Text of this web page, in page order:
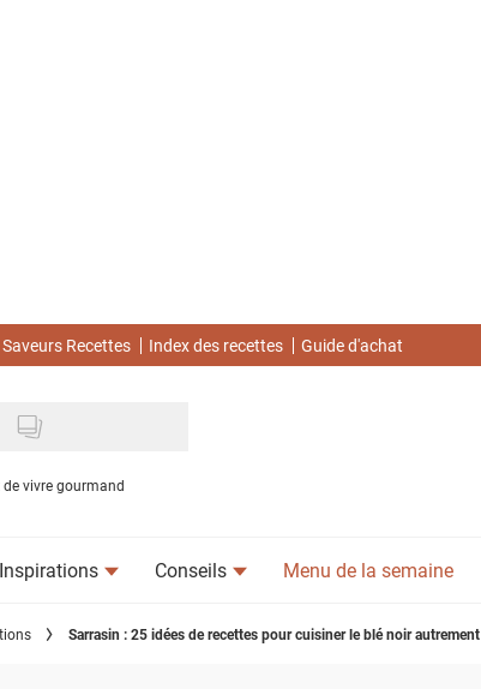
Recettes Index des recettes Guide d'achat
vivre gourmand
Inspirations Conseils Menu de la semaine
Sarrasin : 25 idées de recettes pour cuisiner le blé noir autrement